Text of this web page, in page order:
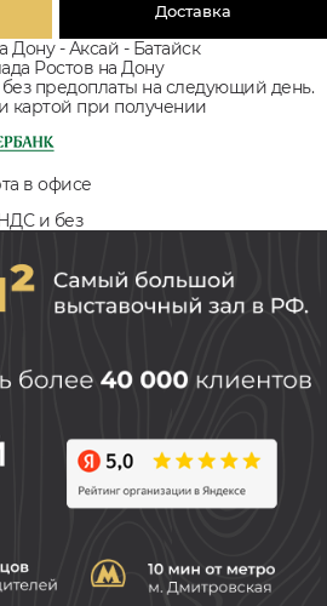
Доставка
Дону - Аксай - Батайск
Ростов на Дону
предоплаты на следующий день.
картой при получении
в офисе
и без